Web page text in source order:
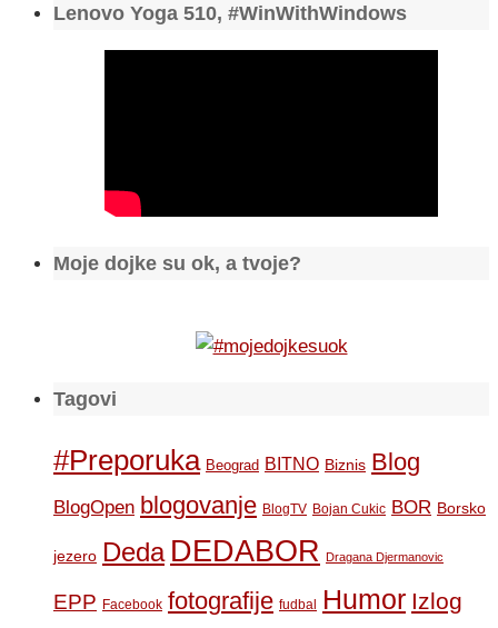
Lenovo Yoga 510, #WinWithWindows
Moje dojke su ok, a tvoje?
Tagovi
#Preporuka Beograd BITNO Biznis Blog
BlogOpen blogovanje BlogTV Bojan Cukic BOR Borsko
jezero Deda DEDABOR Dragana Djermanovic
EPP Facebook fotografije fudbal Humor Izlog